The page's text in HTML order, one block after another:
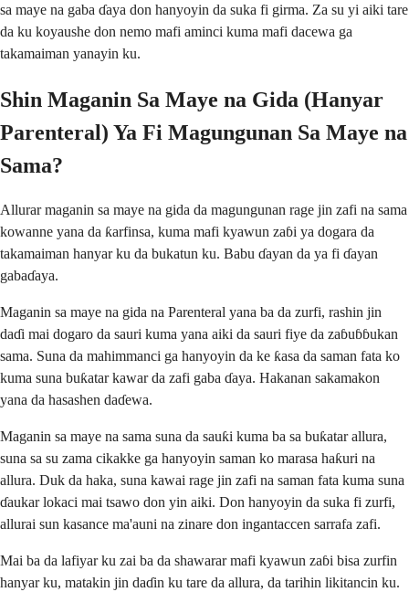
sa maye na gaba ɗaya don hanyoyin da suka fi girma. Za su yi aiki tare
da ku koyaushe don nemo mafi aminci kuma mafi dacewa ga
takamaiman yanayin ku.
Shin Maganin Sa Maye na Gida (Hanyar
Parenteral) Ya Fi Magungunan Sa Maye na
Sama?
Allurar maganin sa maye na gida da magungunan rage jin zafi na sama
kowanne yana da ƙarfinsa, kuma mafi kyawun zaɓi ya dogara da
takamaiman hanyar ku da bukatun ku. Babu ɗayan da ya fi ɗayan
gabaɗaya.
Maganin sa maye na gida na Parenteral yana ba da zurfi, rashin jin
daɗi mai dogaro da sauri kuma yana aiki da sauri fiye da zaɓuɓɓukan
sama. Suna da mahimmanci ga hanyoyin da ke ƙasa da saman fata ko
kuma suna buƙatar kawar da zafi gaba ɗaya. Hakanan sakamakon
yana da hasashen daɗewa.
Maganin sa maye na sama suna da sauƙi kuma ba sa buƙatar allura,
suna sa su zama cikakke ga hanyoyin saman ko marasa haƙuri na
allura. Duk da haka, suna kawai rage jin zafi na saman fata kuma suna
ɗaukar lokaci mai tsawo don yin aiki. Don hanyoyin da suka fi zurfi,
allurai sun kasance ma'auni na zinare don ingantaccen sarrafa zafi.
Mai ba da lafiyar ku zai ba da shawarar mafi kyawun zaɓi bisa zurfin
hanyar ku, matakin jin daɗin ku tare da allura, da tarihin likitancin ku.